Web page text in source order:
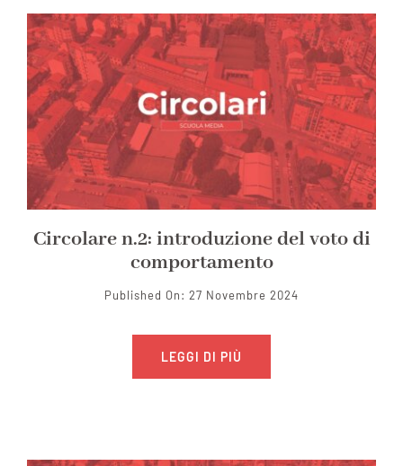
Circolare n.2: introduzione del voto di
comportamento
Published On: 27 Novembre 2024
LEGGI DI PIÙ